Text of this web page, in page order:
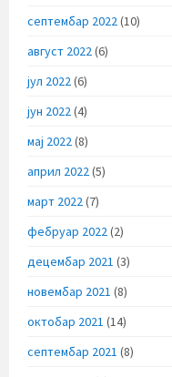
септембар 2022(10)
август 2022(6)
јул 2022(6)
јун 2022(4)
мај 2022(8)
април 2022(5)
март 2022(7)
фебруар 2022(2)
децембар 2021 (3)
новембар 2021 (8)
октобар 2021 (14)
септембар 2021 (8)